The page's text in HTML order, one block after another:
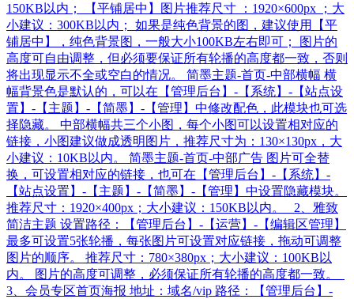
150KB以内； 【平铺居中】图片推荐尺寸 ：1920×600px ；大
小建议：300KB以内； 如果是纯色背景的图，建议使用【平
铺居中】，纯色背景图，一般大小100KB左右即可； 图片的
高度可自由调整，但必须要保证所有轮播的高度都一致，否则
将出现显示不全或空白的情况。 简墨主题-首页-中部横幅 横
幅背景色是默认的，可以在【管理后台】-【系统】-【站点设
置】-【主题】-【简墨】-【管理】中修改配色，此模块也可选
择隐藏。 中部横幅共三个小图，每个小图可以设置相对应的
链接，小图建议做成透明图片，推荐尺寸为：130×130px，大
小建议：10KB以内。 简墨主题-首页-中部广告 图片可全替
换，可设置相对应的链接，也可在【管理后台】-【系统】-
【站点设置】-【主题】-【简墨】-【管理】中设置隐藏模块。
推荐尺寸：1920×400px；大小建议：150KB以内。 2、雅致
简洁主题 设置路径：【管理后台】-【运营】-【编辑区管理】
最多可设置5张轮播，每张图片可设置对应链接，拖动可调整
图片的顺序。 推荐尺寸：780×380px；大小建议：100KB以
内。 图片的高度可调整，必须保证所有轮播的高度都一致。
3、会员专区首页海报 地址：域名/vip 路径：【管理后台】-